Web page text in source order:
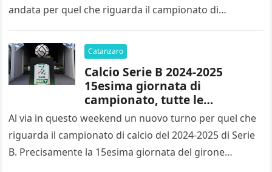
andata per quel che riguarda il campionato di…
Catanzaro
Calcio Serie B 2024-2025
15esima giornata di
campionato, tutte le
designazioni arbitrali
Al via in questo weekend un nuovo turno per quel che
riguarda il campionato di calcio del 2024-2025 di Serie
B. Precisamente la 15esima giornata del girone…